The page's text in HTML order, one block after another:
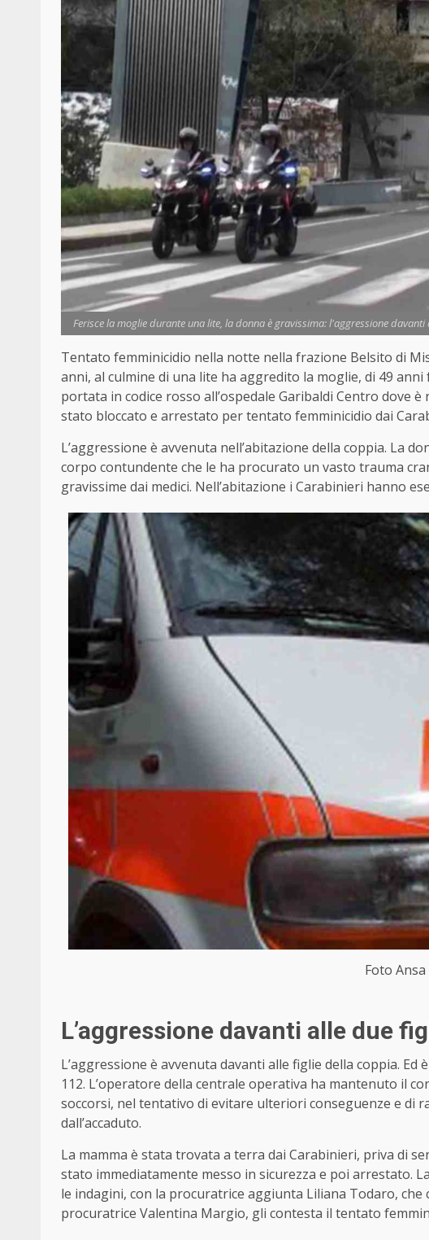
Ferisce la moglie durante una lite, la donna è gravissima: l'aggressione
Tentato femminicidio nella notte nella frazione Belsito di
anni, al culmine di una lite ha aggredito la moglie, di 49
portata in codice rosso all’ospedale Garibaldi Centro dove
stato bloccato e arrestato per tentato femminicidio dai
L’aggressione è avvenuta nell’abitazione della coppia. La
corpo contundente che le ha procurato un vasto trauma
gravissime dai medici. Nell’abitazione i Carabinieri hanno
Foto Ansa
L’aggressione davanti alle due
L’aggressione è avvenuta davanti alle figlie della coppia.
112. L’operatore della centrale operativa ha mantenuto il
soccorsi, nel tentativo di evitare ulteriori conseguenze e di
dall’accaduto.
La mamma è stata trovata a terra dai Carabinieri, priva di
stato immediatamente messo in sicurezza e poi arrestato.
le indagini, con la procuratrice aggiunta Liliana Todaro, che
procuratrice Valentina Margio, gli contesta il tentato